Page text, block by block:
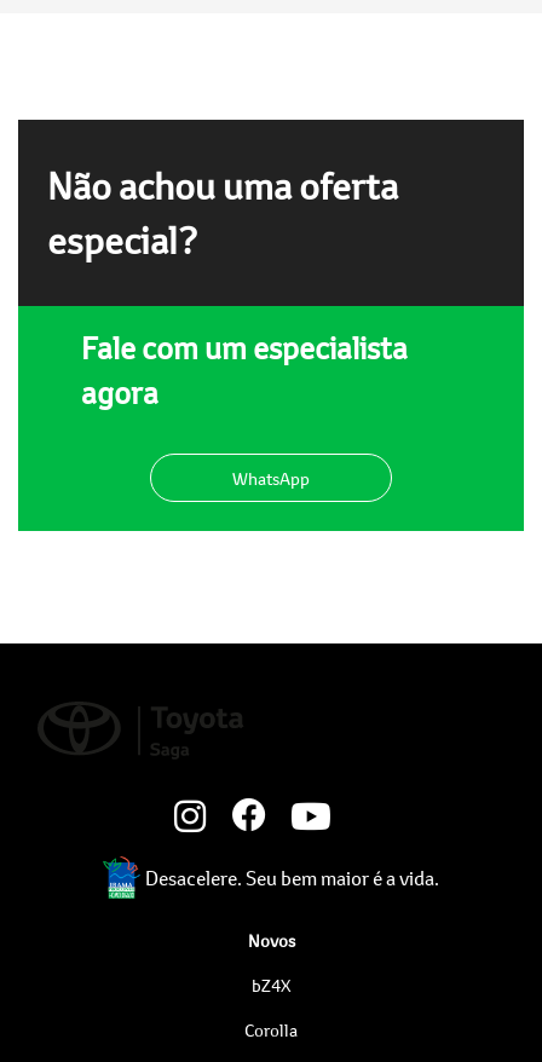
Não achou uma oferta
especial?
Fale com um especialista
agora
WhatsApp
Desacelere. Seu bem maior é a vida.
Novos
bZ4X
Corolla